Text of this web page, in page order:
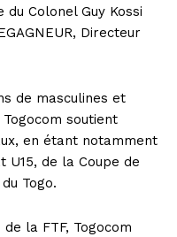
Colonel Guy Kossi
Directeur
de masculines et
soutient
en étant notamment
U15, de la Coupe de
Togo.
la FTF, Togocom